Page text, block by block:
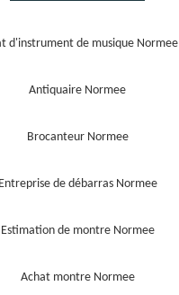
d'instrument de musique Normee
Antiquaire Normee
Brocanteur Normee
Entreprise de débarras Normee
Estimation de montre Normee
Achat montre Normee